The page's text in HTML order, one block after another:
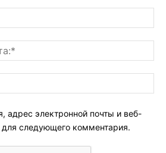
адрес электронной почты и веб-
для следующего комментария.